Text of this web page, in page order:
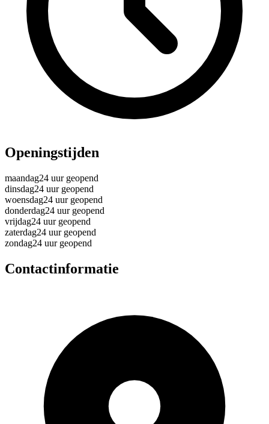
Openingstijden
maandag24 uur geopend
dinsdag24 uur geopend
woensdag24 uur geopend
donderdag24 uur geopend
vrijdag24 uur geopend
zaterdag24 uur geopend
zondag24 uur geopend
Contactinformatie